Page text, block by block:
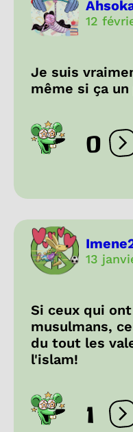
12
Je suis
même si ça
0
13
Si ceux qui
musulmans,
du tout les
l'islam!
1